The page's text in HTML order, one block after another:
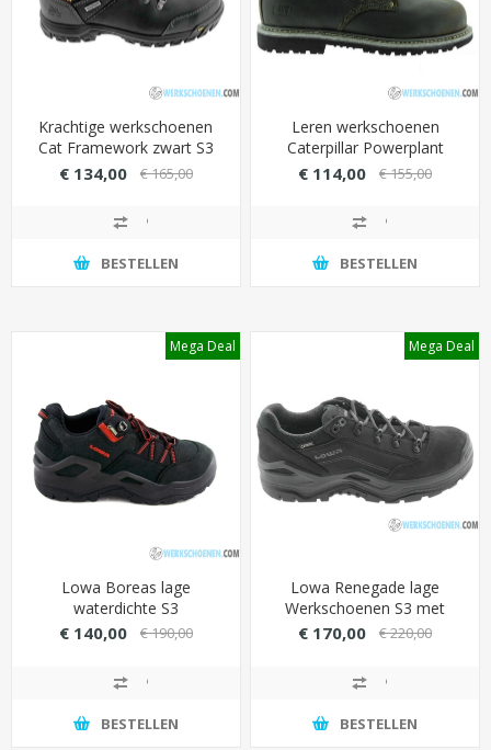
Krachtige werkschoenen
Cat Framework zwart S3
met ademende mesh
€ 134,00 € 165,00
BESTELLEN
Leren werkschoenen
Caterpillar Powerplant
hoog S3 SRA met stalen
€ 114,00 € 155,00
BESTELLEN
Mega Deal
Lowa Boreas lage
waterdichte S3
veiligheidsschoenen
€ 140,00 € 190,00
BESTELLEN
Mega Deal
Lowa Renegade lage
Werkschoenen S3 met
GORE-TEX membraan
€ 170,00 € 220,00
BESTELLEN